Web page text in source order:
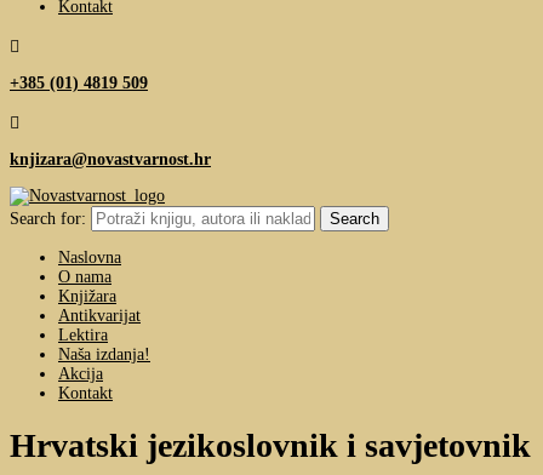
Kontakt

+385 (01) 4819 509

knjizara@novastvarnost.hr
Search for:
Naslovna
O nama
Knjižara
Antikvarijat
Lektira
Naša izdanja!
Akcija
Kontakt
Hrvatski jezikoslovnik i savjetovnik